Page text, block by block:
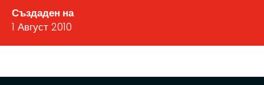
Създаден на
1 Август 2010